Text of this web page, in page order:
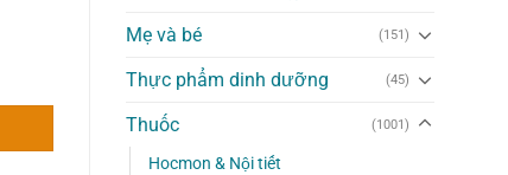
Mẹ và bé (151)
Thực phẩm dinh dưỡng (45)
Thuốc (1001)
Hocmon & Nội tiết